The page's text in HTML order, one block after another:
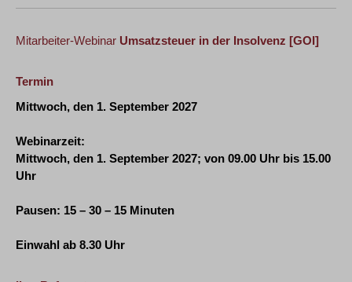
Mitarbeiter-Webinar Umsatzsteuer in der Insolvenz [GOI]
Termin
Mittwoch, den 1. September 2027
Webinarzeit:
Mittwoch, den 1. September 2027; von 09.00 Uhr bis 15.00
Uhr
Pausen: 15 – 30 – 15 Minuten
Einwahl ab 8.30 Uhr